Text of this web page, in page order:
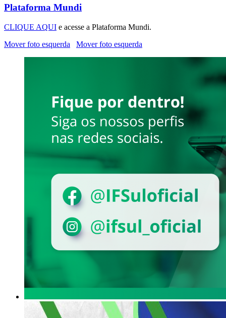
Plataforma Mundi
CLIQUE AQUI e acesse a Plataforma Mundi.
Mover foto esquerda
Mover foto esquerda